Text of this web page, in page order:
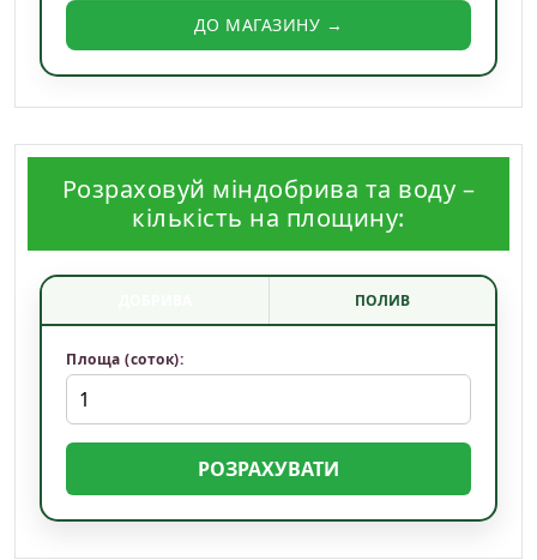
ДО МАГАЗИНУ →
Розраховуй міндобрива та воду –
кількість на площину:
ПОЛИВ
Площа (соток):
РОЗРАХУВАТИ